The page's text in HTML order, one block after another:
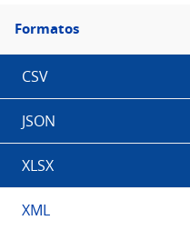
Filtro
Formatos
Formatos
CSV
JSON
XLSX
XML